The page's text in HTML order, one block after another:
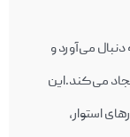
در واقع، هر باور و طرز تفکر مثبت، رفتار مثبتی به دنبال می‌‎آورد و
می‌کند.این
استوار،